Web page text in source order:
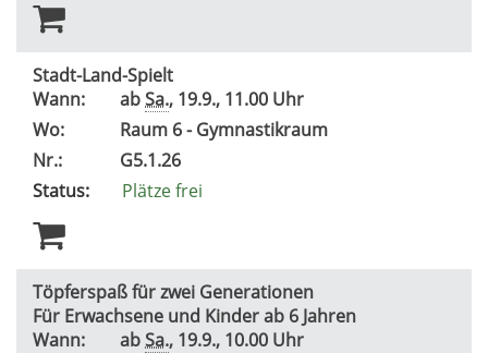
Stadt-Land-Spielt
Wann:
abSa., 19.9., 11.00 Uhr
Wo:
Raum 6 - Gymnastikraum
Nr.:
G5.1.26
Status:
Plätze frei
Töpferspaß für zwei Generationen
Für Erwachsene und Kinder ab 6 Jahren
Wann:
abSa., 19.9., 10.00 Uhr